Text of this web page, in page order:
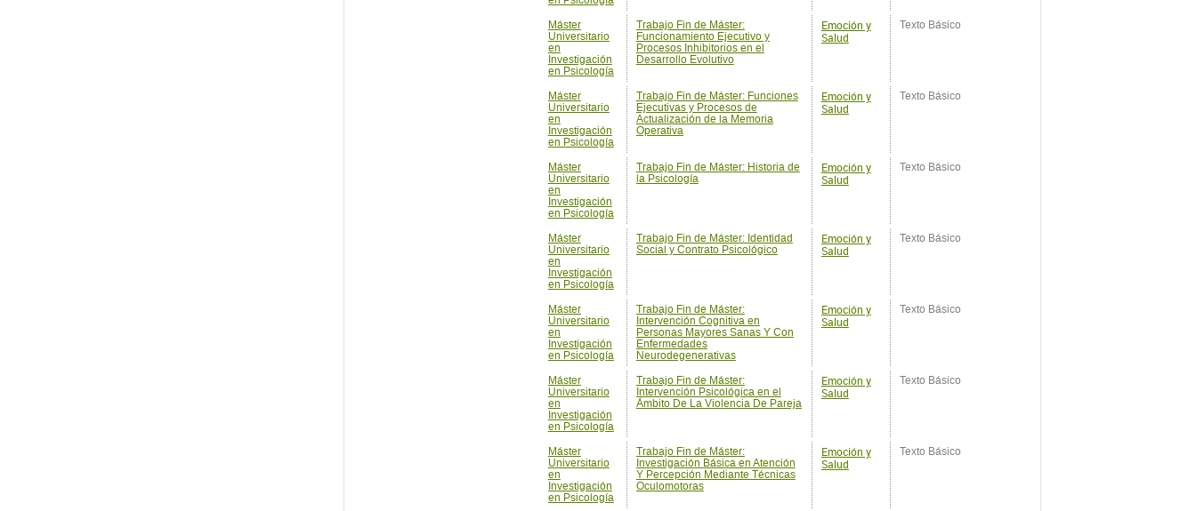
Máster
Universitario
en
Investigación
en Psicología
Trabajo Fin de Máster: Funciones
Ejecutivas y Procesos de
Actualización de la Memoria
Operativa
Salud
Texto Básico
Máster
Universitario
en
Investigación
en Psicología
Trabajo Fin de Máster: Historia de
la Psicología
Salud
Texto Básico
Máster
Universitario
en
Investigación
en Psicología
Trabajo Fin de Máster: Identidad
Social y Contrato Psicológico
Salud
Texto Básico
Máster
Universitario
en
Investigación
en Psicología
Trabajo Fin de Máster:
Intervención Cognitiva en
Personas Mayores Sanas Y Con
Salud
Texto Básico
Máster
Universitario
en
Investigación
en Psicología
Trabajo Fin de Máster:
Intervención Psicológica en el
Ámbito De La Violencia De Pareja
Salud
Texto Básico
Máster
Universitario
en
Investigación
en Psicología
Trabajo Fin de Máster:
Investigación Básica en Atención
Y Percepción Mediante Técnicas
Oculomotoras
Salud
Texto Básico
Máster
Universitario
en
Investigación
en Psicología
Trabajo Fin de Máster:
Investigación en Adquisición Y
Trastornos Del Lenguaje
Salud
Texto Básico